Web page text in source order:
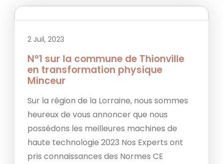
2 Juil, 2023
N°1 sur la commune de Thionville
en transformation physique
Minceur
Sur la région de la Lorraine, nous sommes
heureux de vous annoncer que nous
possédons les meilleures machines de
haute technologie 2023 Nos Experts ont
pris connaissances des Normes CE